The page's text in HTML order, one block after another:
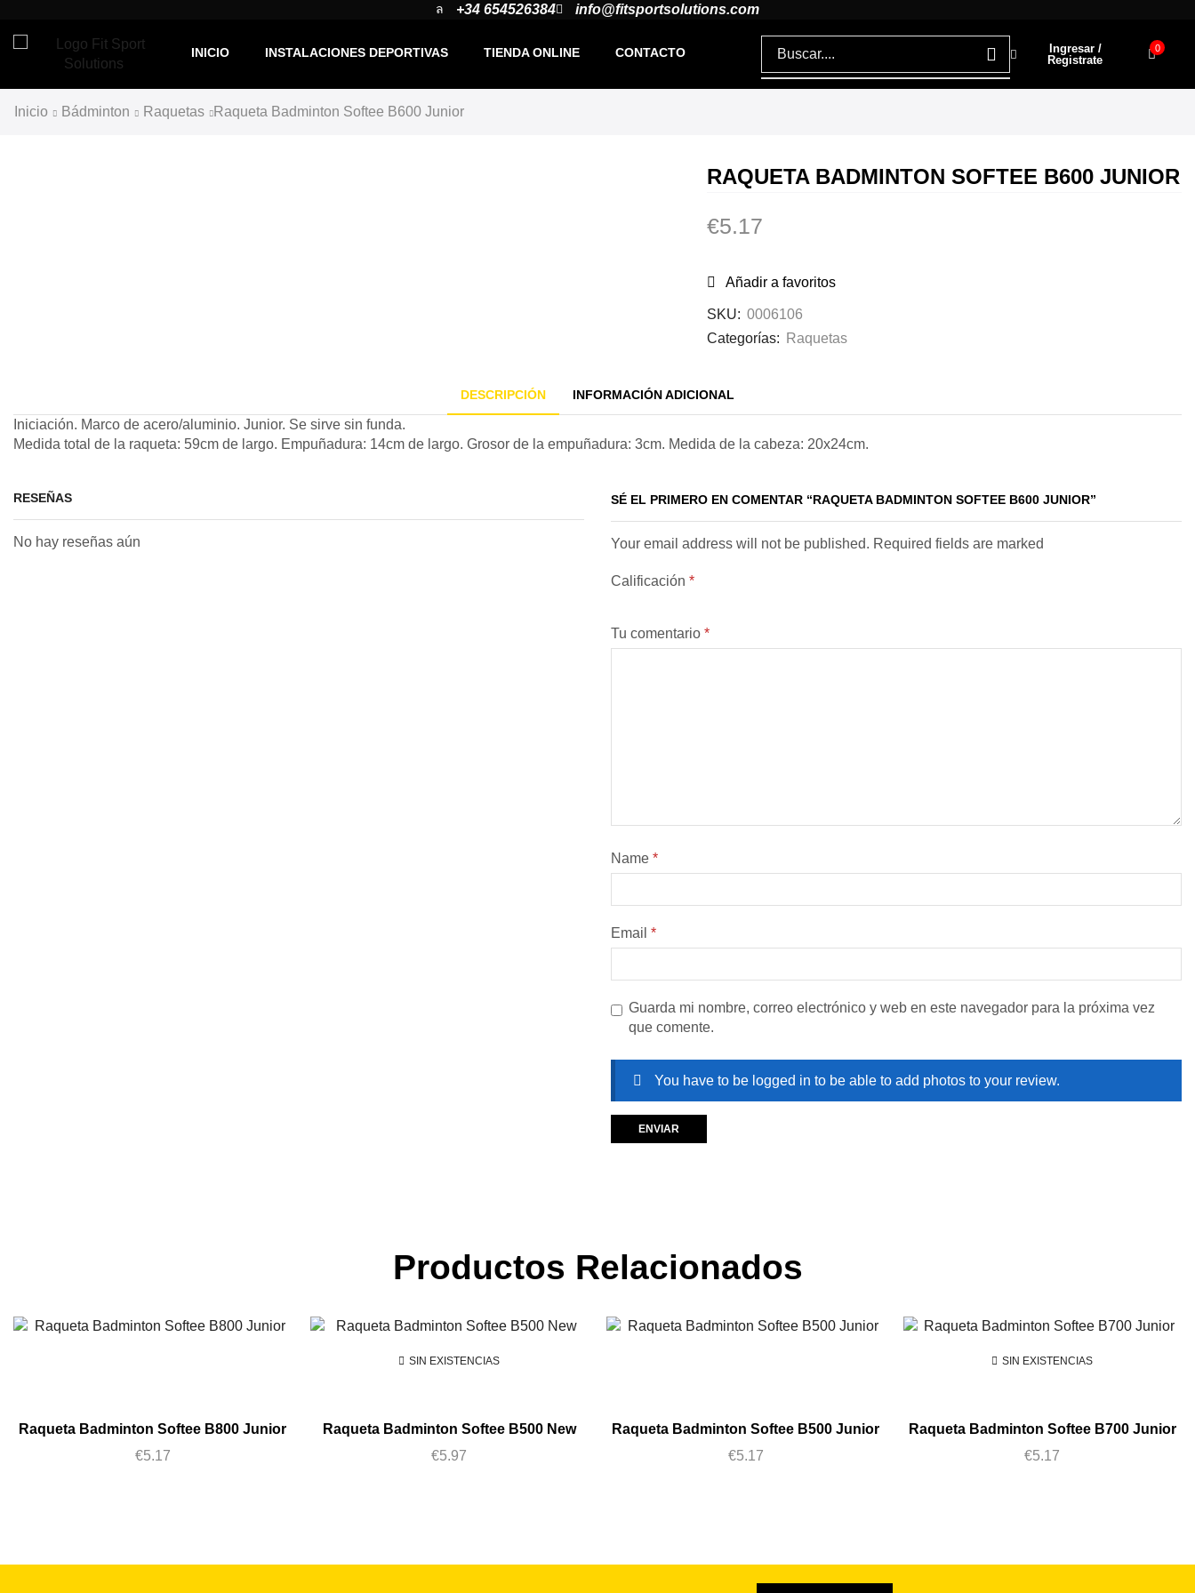
+34 654526384 info@fitsportsolutions.com
INICIO INSTALACIONES DEPORTIVAS TIENDA ONLINE CONTACTO
Ingresar /
Registrate
0
Inicio Bádminton Raquetas Raqueta Badminton Softee B600 Junior
RAQUETA BADMINTON SOFTEE B600 JUNIOR
€5.17
Añadir a favoritos
SKU: 0006106
Categorías:
Raquetas
DESCRIPCIÓN INFORMACIÓN ADICIONAL
Iniciación. Marco de acero/aluminio. Junior. Se sirve sin funda.
Medida total de la raqueta: 59cm de largo. Empuñadura: 14cm de largo. Grosor de la empuñadura: 3cm. Medida de la cabeza: 20x24cm.
RESEÑAS
No hay reseñas aún
SÉ EL PRIMERO EN COMENTAR “RAQUETA BADMINTON SOFTEE B600 JUNIOR”
Your email address will not be published. Required fields are marked
Calificación *
Tu comentario *
Name *
Email *
Guarda mi nombre, correo electrónico y web en este navegador para la próxima vez
que comente.
You have to be logged in to be able to add photos to your review.
Productos Relacionados
Raqueta Badminton Softee B800 Junior
€5.17
SIN EXISTENCIAS
Raqueta Badminton Softee B500 New
€5.97
Raqueta Badminton Softee B500 Junior
€5.17
SIN EXISTENCIAS
Raqueta Badminton Softee B700 Junior
€5.17